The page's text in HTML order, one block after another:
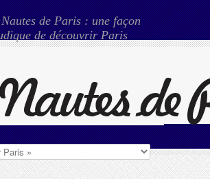
de Paris : une façon
de découvrir Paris